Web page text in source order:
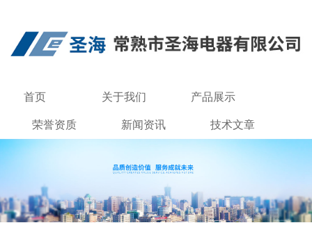
首页 关于我们 产品展示
荣誉资质 新闻资讯 技术文章